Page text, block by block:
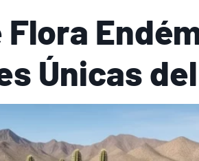
Flora
Únicas